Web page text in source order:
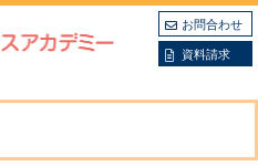
お問合わせ
資料請求